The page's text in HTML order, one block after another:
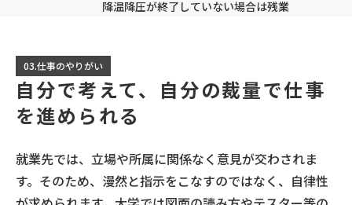
降温降圧が終了していない場合は残業
03.仕事のやりがい
自分で考えて、自分の裁量で仕事
を進められる
就業先では、立場や所属に関係なく意見が交わされま
す。そのため、漫然と指示をこなすのではなく、自律性